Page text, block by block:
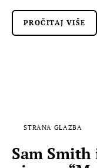
PROČITAJ VIŠE
STRANA GLAZBA
Sam